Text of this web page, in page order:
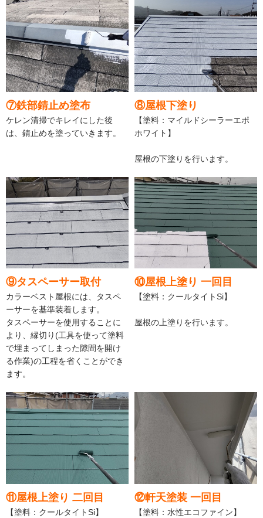
⑦鉄部錆止め塗布
ケレン清掃でキレイにした後
は、錆止めを塗っていきます。
⑧屋根下塗り
【塗料：マイルドシーラーエポ
ホワイト】
屋根の下塗りを行います。
⑨タスペーサー取付
カラーベスト屋根には、タスペ
ーサーを基準装着します。
タスペーサーを使用することに
より、縁切り(工具を使って塗料
で埋まってしまった隙間を開け
る作業)の工程を省くことができ
ます。
⑩屋根上塗り 一回目
【塗料：クールタイトSi】
屋根の上塗りを行います。
⑪屋根上塗り 二回目
【塗料：クールタイトSi】
⑫軒天塗装 一回目
【塗料：水性エコファイン】